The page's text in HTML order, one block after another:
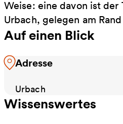
Weise: eine davon ist der
Urbach, gelegen am
Auf einen Blick
Adresse
Urbach
Wissenswertes